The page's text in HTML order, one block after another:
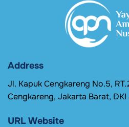
Address
Jl. Kapuk Cengkareng No.5,
Cengkareng, Jakarta Barat, DKI
URL Website